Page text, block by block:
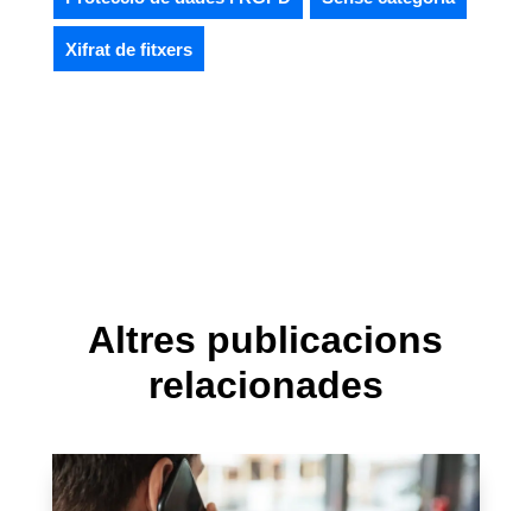
Xifrat de fitxers
Altres publicacions
relacionades